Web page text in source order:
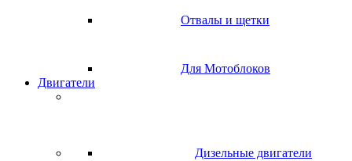
Отвалы и щетки
Для Мотоблоков
Двигатели
Дизельные двигатели